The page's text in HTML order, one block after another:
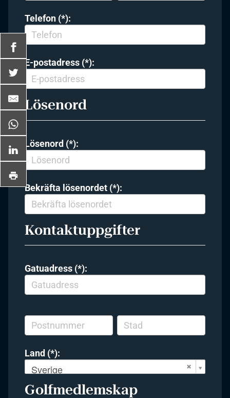
Telefon (*):
E-postadress (*):
Lösenord
Lösenord (*):
Bekräfta lösenordet (*):
Kontaktuppgifter
Gatuadress (*):
Land (*):
Sverige
Golfmedlemskap